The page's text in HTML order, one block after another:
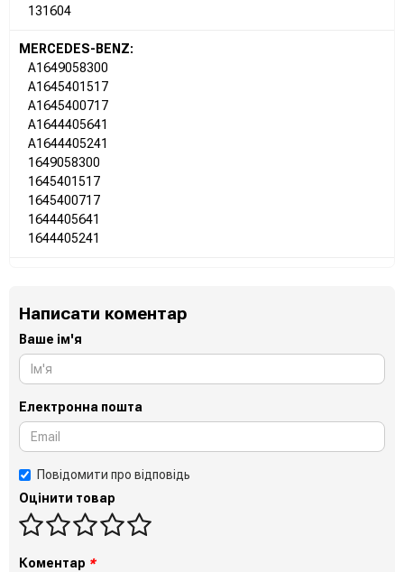
131604
MERCEDES-BENZ:
A1649058300
A1645401517
A1645400717
A1644405641
A1644405241
1649058300
1645401517
1645400717
1644405641
1644405241
Написати коментар
Ваше ім'я
Електронна пошта
Повідомити про відповідь
Оцінити товар
Коментар *